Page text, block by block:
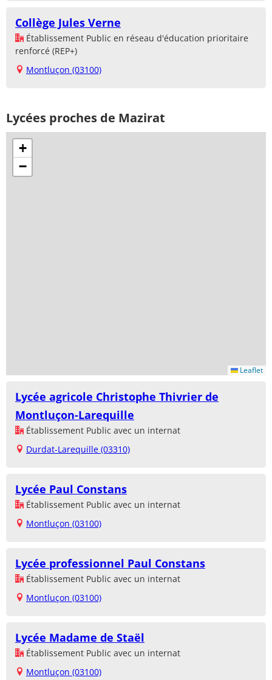
Collège Jules Verne
Établissement Public en réseau d'éducation prioritaire
renforcé (REP+)
Montluçon (03100)
Lycées proches de Mazirat
+
−
Leaflet
Lycée agricole Christophe Thivrier de
Montluçon-Larequille
Établissement Public avec un internat
Durdat-Larequille (03310)
Lycée Paul Constans
Établissement Public avec un internat
Montluçon (03100)
Lycée professionnel Paul Constans
Établissement Public avec un internat
Montluçon (03100)
Lycée Madame de Staël
Établissement Public avec un internat
Montluçon (03100)